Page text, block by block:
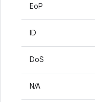
EoP
ID
DoS
N/A